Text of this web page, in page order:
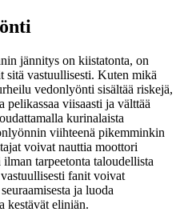
jännitys on kiistatonta, on
sitä vastuullisesti. Kuten mikä
vedonlyönti sisältää riskejä,
pelikassaa viisaasti ja välttää
kurinalaista
viihteenä pikemminkin
voivat nauttia moottori
tarpeetonta taloudellista
fanit voivat
ja luoda
kestävät eliniän.